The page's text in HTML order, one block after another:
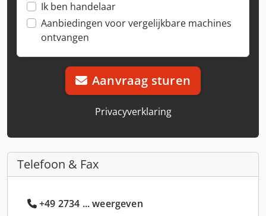
Ik ben handelaar
Aanbiedingen voor vergelijkbare machines
ontvangen
Aanvraag sturen
Privacyverklaring
Telefoon & Fax
+49 2734 ... weergeven